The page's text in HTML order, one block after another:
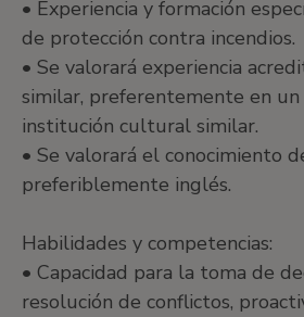
• Experiencia y formación
de protección contra incendios.
• Se valorará experiencia
similar, preferentemente en un
institución cultural similar.
• Se valorará el conocimiento
preferiblemente inglés.
Habilidades y competencias:
• Capacidad para la toma de
resolución de conflictos,